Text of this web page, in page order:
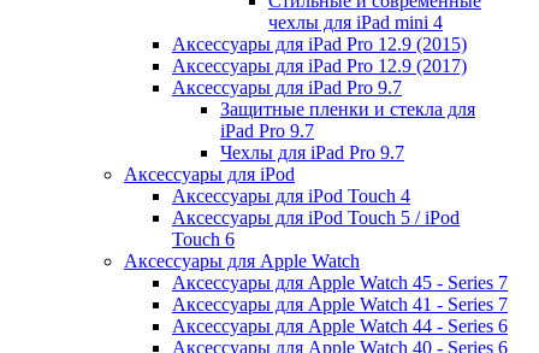
чехлы для iPad mini 4
Аксессуары для iPad Pro 12.9 (2015)
Аксессуары для iPad Pro 12.9 (2017)
Аксессуары для iPad Pro 9.7
Защитные пленки и стекла для
iPad Pro 9.7
Чехлы для iPad Pro 9.7
Аксессуары для iPod
Аксессуары для iPod Touch 4
Аксессуары для iPod Touch 5 / iPod
Touch 6
Аксессуары для Apple Watch
Аксессуары для Apple Watch 45 - Series 7
Аксессуары для Apple Watch 41 - Series 7
Аксессуары для Apple Watch 44 - Series 6
Аксессуары для Apple Watch 40 - Series 6